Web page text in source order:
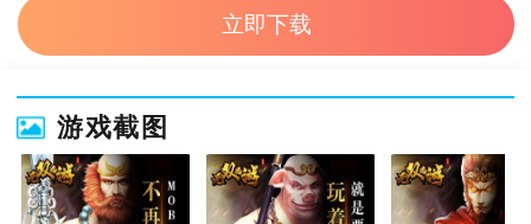
立即下载
游戏截图